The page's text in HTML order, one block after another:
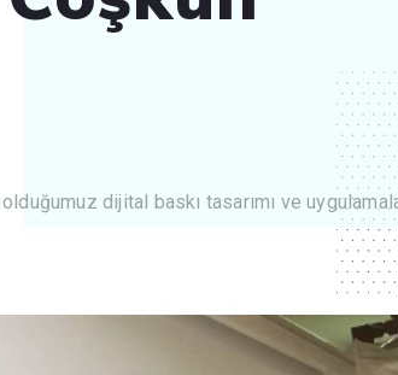
dijital baskı tasarımı ve